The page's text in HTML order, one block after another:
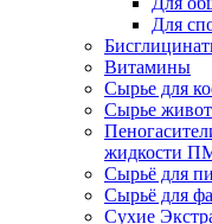
Для
Витамины
Сырье для
Сырье
жидкости
Сырьё для
Сырьё для
Сухие